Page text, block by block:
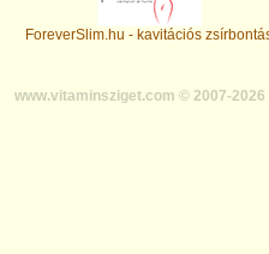
ForeverSlim.hu - kavitációs
www.vitaminsziget.com © 2007-